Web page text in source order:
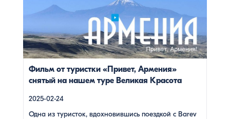
через кадры и музыку атмосферу нашей страны. В этом
видео – живые эмоции, кадры фантастической красоты
монастырей, захватывающие виды гор и долин, тепло и
душевность местных жителей, готовка и дегустация
блюд. Путешествие под завораживающие мелодии
дудука Дживана Гаспаряна стало настоящим
Фильм от туристки «Привет, Армения»
снятый на нашем туре Великая Красота
2025-02-24
Одна из туристок, вдохновившись поездкой с Barev